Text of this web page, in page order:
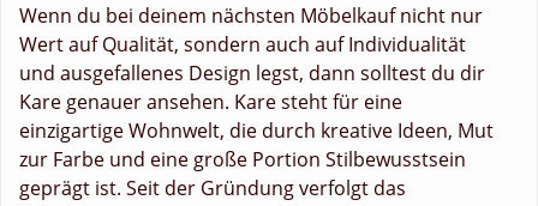
Wenn du bei deinem nächsten Möbelkauf nicht nur
Wert auf Qualität, sondern auch auf Individualität
und ausgefallenes Design legst, dann solltest du dir
Kare genauer ansehen. Kare steht für eine
einzigartige Wohnwelt, die durch kreative Ideen, Mut
zur Farbe und eine große Portion Stilbewusstsein
geprägt ist. Seit der Gründung verfolgt das